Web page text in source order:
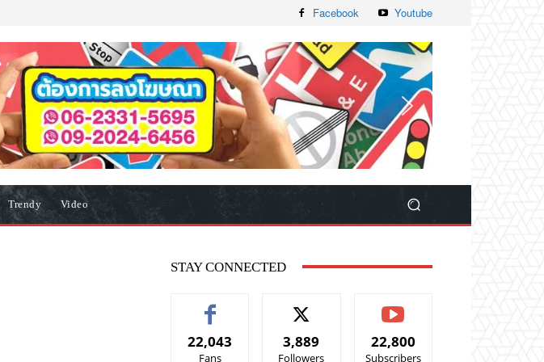
Facebook Youtube
Trendy Video
STAY CONNECTED
22,043
Fans
3,889
Followers
22,800
Subscribers